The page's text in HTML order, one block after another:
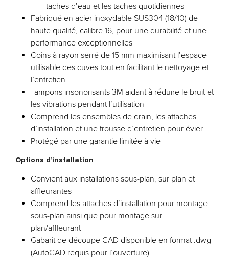
taches d’eau et les taches quotidiennes
Fabriqué en acier inoxydable SUS304 (18/10) de
haute qualité, calibre 16, pour une durabilité et une
performance exceptionnelles
Coins à rayon serré de 15 mm maximisant l’espace
utilisable des cuves tout en facilitant le nettoyage et
l’entretien
Tampons insonorisants 3M aidant à réduire le bruit et
les vibrations pendant l’utilisation
Comprend les ensembles de drain, les attaches
d’installation et une trousse d’entretien pour évier
Protégé par une garantie limitée à vie
Options d’installation
Convient aux installations sous-plan, sur plan et
affleurantes
Comprend les attaches d’installation pour montage
sous-plan ainsi que pour montage sur
plan/affleurant
Gabarit de découpe CAD disponible en format .dwg
(AutoCAD requis pour l’ouverture)